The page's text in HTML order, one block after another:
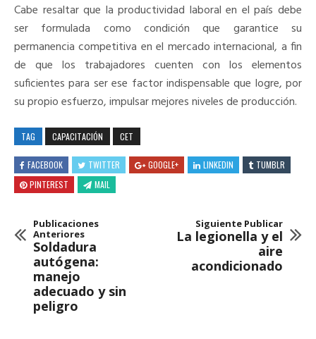
Cabe resaltar que la productividad laboral en el país debe
ser formulada como condición que garantice su
permanencia competitiva en el mercado internacional, a fin
de que los trabajadores cuenten con los elementos
suficientes para ser ese factor indispensable que logre, por
su propio esfuerzo, impulsar mejores niveles de producción.
TAG CAPACITACIÓN CET
FACEBOOK TWITTER GOOGLE+ LINKEDIN
TUMBLR
PINTEREST
MAIL
Publicaciones
Anteriores
Soldadura
autógena:
manejo
adecuado y sin
peligro
Siguiente Publicar
La legionella y el
aire
acondicionado